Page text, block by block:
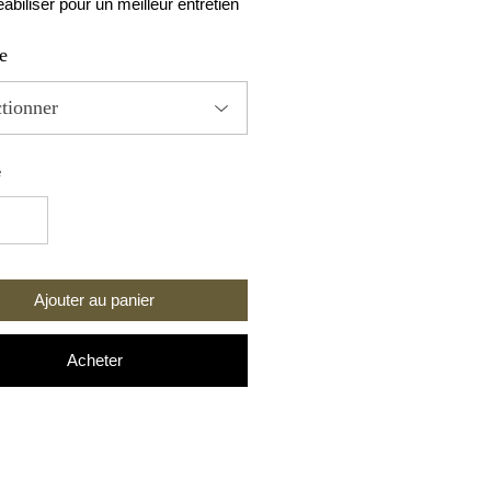
pour un meilleur entretien
Ajouter au panier
Acheter